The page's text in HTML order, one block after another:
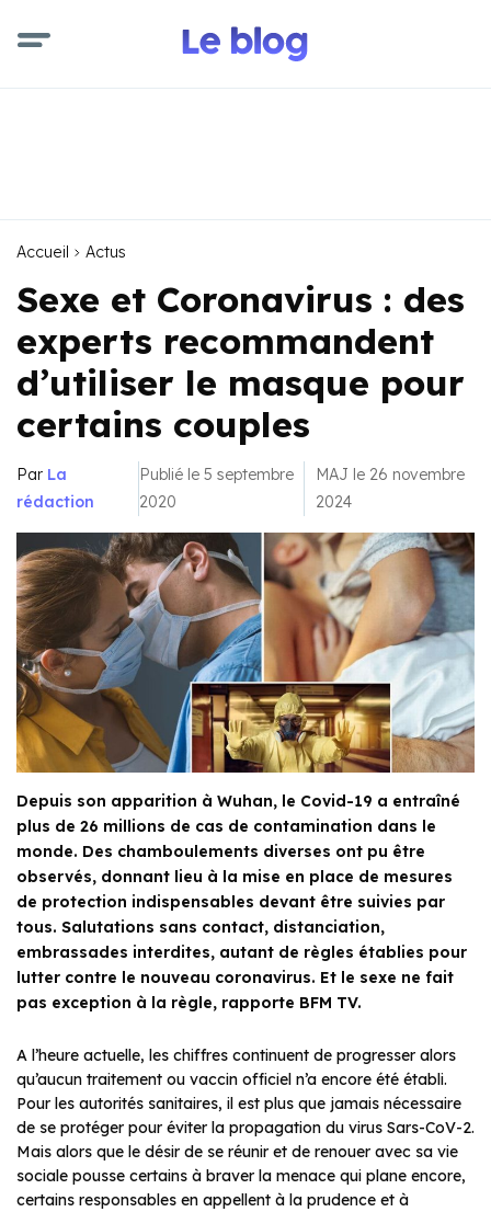
Accueil Actus
Sexe et Coronavirus : des
experts recommandent
d’utiliser le masque pour
certains couples
Par La
rédaction
Publié le 5 septembre
2020
MAJ le 26 novembre
2024
Depuis son apparition à Wuhan, le Covid-19 a entraîné
plus de 26 millions de cas de contamination dans le
monde. Des chamboulements diverses ont pu être
observés, donnant lieu à la mise en place de mesures
de protection indispensables devant être suivies par
tous. Salutations sans contact, distanciation,
embrassades interdites, autant de règles établies pour
lutter contre le nouveau coronavirus. Et le sexe ne fait
pas exception à la règle, rapporte BFM TV.
A l’heure actuelle, les chiffres continuent de progresser alors
qu’aucun traitement ou vaccin officiel n’a encore été établi.
Pour les autorités sanitaires, il est plus que jamais nécessaire
de se protéger pour éviter la propagation du virus Sars-CoV-2.
Mais alors que le désir de se réunir et de renouer avec sa vie
sociale pousse certains à braver la menace qui plane encore,
certains responsables en appellent à la prudence et à